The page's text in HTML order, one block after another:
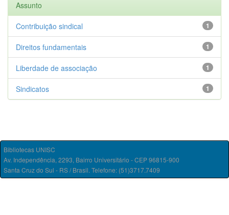
Assunto
1
Contribuição sindical
1
Direitos fundamentais
1
Liberdade de associação
1
Sindicatos
Bibliotecas UNISC
Av. Independência, 2293, Bairro Universitário - CEP 96815-900
Santa Cruz do Sul - RS / Brasil. Telefone: (51)3717.7409